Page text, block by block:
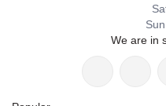
We are in